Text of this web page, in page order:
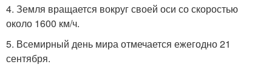
4. Земля вращается вокруг своей оси со скоростью
около 1600 км/ч.
5. Всемирный день мира отмечается ежегодно 21
сентября.